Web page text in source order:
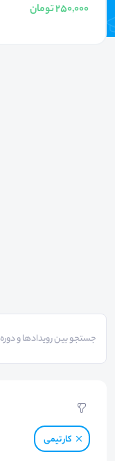
250,000 تومان
کار تیمی